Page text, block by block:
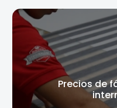
Precios de